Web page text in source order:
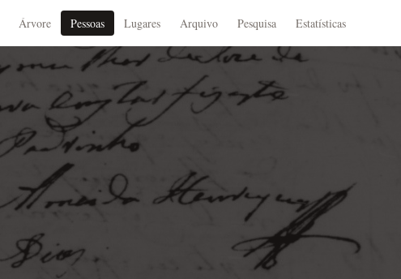
Árvore Pessoas Lugares Arquivo Pesquisa Estatísticas